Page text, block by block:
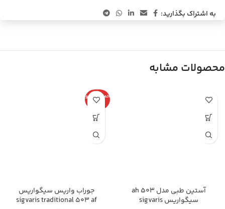
به اشتراک بگذارید:
محصولات مشابه
آستین طبی مدل ah 503
سیگواریس sigvaris
اتمام موجو
دی
جوراب واریس سیگواریس
sigvaris traditional 503 af